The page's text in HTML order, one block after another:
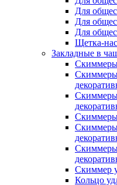
Для
Для
Для
Щетка-
Закладные в
Скиммеры
Скиммеры
Скиммеры
Скиммеры
Скиммеры
Скиммеры
Скиммер
Кольцо